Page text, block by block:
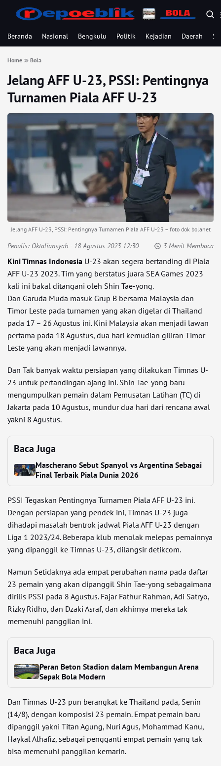
Beranda Nasional Bengkulu Politik Kejadian Daerah
Home Bola
Jelang AFF U-23, PSSI: Pentingnya
Turnamen Piala AFF U-23
Jelang AFF U-23, PSSI: Pentingnya Turnamen Piala AFF U-23 – foto dok bolanet
Penulis: Oktaliansyah - 18 Agustus 2023 12:30 3 Menit Membaca
Kini Timnas Indonesia U-23 akan segera bertanding di Piala
AFF U-23 2023. Tim yang berstatus juara SEA Games 2023
kali ini bakal ditangani oleh Shin Tae-yong.
Dan Garuda Muda masuk Grup B bersama Malaysia dan
Timor Leste pada turnamen yang akan digelar di Thailand
pada 17 – 26 Agustus ini. Kini Malaysia akan menjadi lawan
pertama pada 18 Agustus, dua hari kemudian giliran Timor
Leste yang akan menjadi lawannya.
Dan Tak banyak waktu persiapan yang dilakukan Timnas U-
23 untuk pertandingan ajang ini. Shin Tae-yong baru
mengumpulkan pemain dalam Pemusatan Latihan (TC) di
Jakarta pada 10 Agustus, mundur dua hari dari rencana awal
yakni 8 Agustus.
Baca Juga
Mascherano Sebut Spanyol vs Argentina Sebagai
Final Terbaik Piala Dunia 2026
PSSI Tegaskan Pentingnya Turnamen Piala AFF U-23 ini.
Dengan persiapan yang pendek ini, Timnas U-23 juga
dihadapi masalah bentrok jadwal Piala AFF U-23 dengan
Liga 1 2023/24. Beberapa klub menolak melepas pemainnya
yang dipanggil ke Timnas U-23, dilangsir detikcom.
Namun Setidaknya ada empat perubahan nama pada daftar
23 pemain yang akan dipanggil Shin Tae-yong sebagaimana
dirilis PSSI pada 8 Agustus. Fajar Fathur Rahman, Adi Satryo,
Rizky Ridho, dan Dzaki Asraf, dan akhirnya mereka tak
memenuhi panggilan ini.
Baca Juga
Peran Beton Stadion dalam Membangun Arena
Sepak Bola Modern
Dan Timnas U-23 pun berangkat ke Thailand pada, Senin
(14/8), dengan komposisi 23 pemain. Empat pemain baru
dipanggil yakni Titan Agung, Nuri Agus, Mohammad Kanu,
Haykal Alhafiz, sebagai pengganti empat pemain yang tak
bisa memenuhi panggilan kemarin.